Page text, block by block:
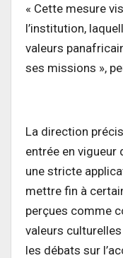
« Cette mesure
l’institution,
valeurs
ses missions »,
La direction
entrée en vigueur
une stricte
mettre fin à
perçues comme
valeurs
les débats sur